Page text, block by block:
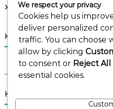
Rólunk
Keresés
r
c
Kategóriák
We respect your privacy
Cookies help us
deliver personalized
traffic. You can choose
allow by clicking
to consent or Reject All
essential cookies.